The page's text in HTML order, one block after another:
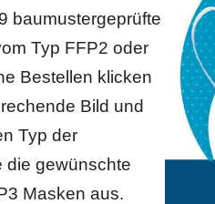
baumustergeprüfte
Typ FFP2 oder
Bestellen klicken
Bild und
Typ der
die gewünschte
Masken aus.